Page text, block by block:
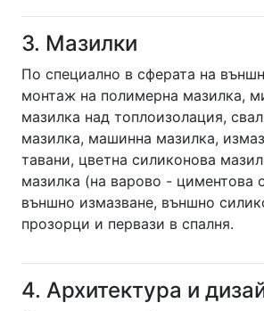
3. Мазилки
По специално в сферата на
монтаж на полимерна мазилка,
мазилка над топлоизолация,
мазилка, машинна мазилка,
тавани, цветна силиконова
мазилка (на варово - циментова
външно измазване, външно
прозорци и первази в спалня.
4. Архитектура и